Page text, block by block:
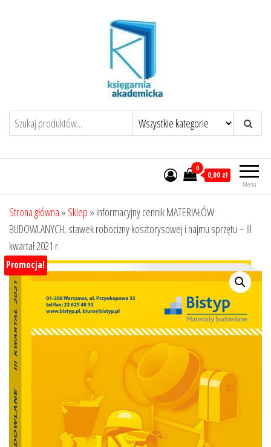
Menu
0
0,00 zł
Strona główna » Sklep » Informacyjny cennik MATERIAŁÓW
BUDOWLANYCH, stawek robocizny kosztorysowej i najmu sprzętu – III
kwartał 2021 r.
Promocja!